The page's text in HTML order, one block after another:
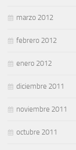
marzo 2012
febrero 2012
enero 2012
diciembre 2011
noviembre 2011
octubre 2011